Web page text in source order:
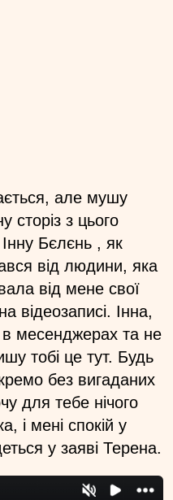
але мушу
сторіз з цього
Бєлєнь , як
від людини, яка
від мене свої
відеозаписі. Інна,
в месенджерах та не
тобі це тут. Будь
без вигаданих
для тебе нічого
і мені спокій у
у заяві Терена.